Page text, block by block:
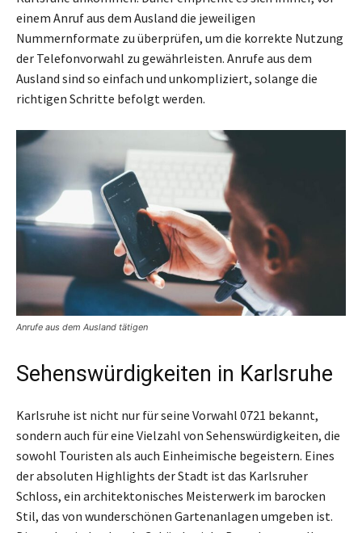
einem Anruf aus dem Ausland die jeweiligen
Nummernformate zu überprüfen, um die korrekte Nutzung
der Telefonvorwahl zu gewährleisten. Anrufe aus dem
Ausland sind so einfach und unkompliziert, solange die
richtigen Schritte befolgt werden.
Anrufe aus dem Ausland tätigen
Sehenswürdigkeiten in Karlsruhe
Karlsruhe ist nicht nur für seine Vorwahl 0721 bekannt,
sondern auch für eine Vielzahl von Sehenswürdigkeiten, die
sowohl Touristen als auch Einheimische begeistern. Eines
der absoluten Highlights der Stadt ist das Karlsruher
Schloss, ein architektonisches Meisterwerk im barocken
Stil, das von wunderschönen Gartenanlagen umgeben ist.